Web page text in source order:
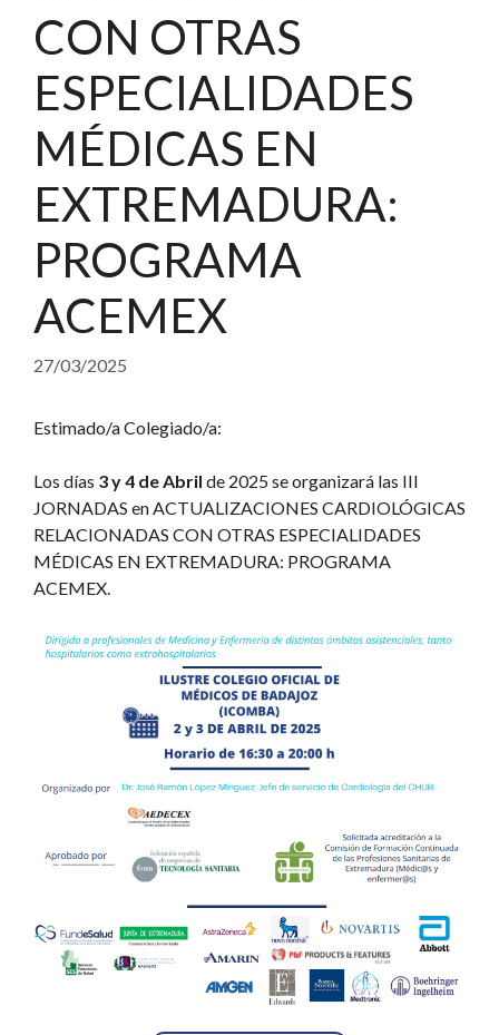
CON OTRAS
ESPECIALIDADES
MÉDICAS EN
EXTREMADURA:
PROGRAMA
ACEMEX
27/03/2025
Estimado/a Colegiado/a:
Los días 3 y 4 de Abril de 2025 se organizará las III
JORNADAS en ACTUALIZACIONES CARDIOLÓGICAS
RELACIONADAS CON OTRAS ESPECIALIDADES
MÉDICAS EN EXTREMADURA: PROGRAMA
ACEMEX.